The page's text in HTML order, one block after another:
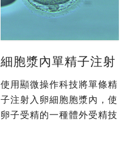
細胞漿內單精子注射
使用顯微操作科技將單條精
子注射入卵細胞胞漿內，使
卵子受精的一種體外受精技